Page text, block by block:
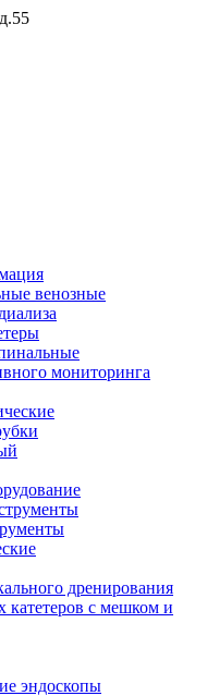
венозные
мониторинга
дренирования
с мешком и
эндоскопы